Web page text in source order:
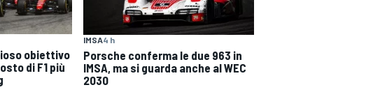
obiettivo
di F1 più
IMSA4 h
Porsche conferma le due 963 in
IMSA, ma si guarda anche al WEC
2030